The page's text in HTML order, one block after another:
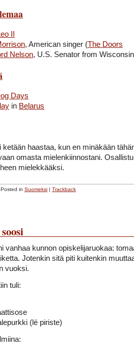
II
, American singer (The Doors
Nelson, U.S. Senator from
Days
in Belarus
ketään haastaa, kun en minäkään
omasta mielenkiinnostani.
mielekkääksi.
in Suomeksi | Trackback
vanhaa kunnon opiskelijaruokaa:
Jotenkin sitä piti kuitenkin
vuoksi.
tuli:
(lé piriste)